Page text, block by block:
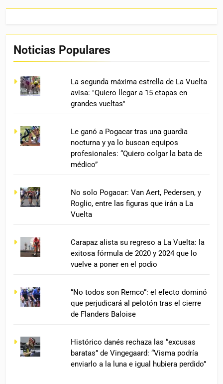
Noticias Populares
La segunda máxima estrella de La Vuelta
avisa: "Quiero llegar a 15 etapas en
grandes vueltas"
Le ganó a Pogacar tras una guardia
nocturna y ya lo buscan equipos
profesionales: “Quiero colgar la bata de
médico”
No solo Pogacar: Van Aert, Pedersen, y
Roglic, entre las figuras que irán a La
Vuelta
Carapaz alista su regreso a La Vuelta: la
exitosa fórmula de 2020 y 2024 que lo
vuelve a poner en el podio
“No todos son Remco”: el efecto dominó
que perjudicará al pelotón tras el cierre
de Flanders Baloise
Histórico danés rechaza las “excusas
baratas” de Vingegaard: “Visma podría
enviarlo a la luna e igual hubiera perdido”